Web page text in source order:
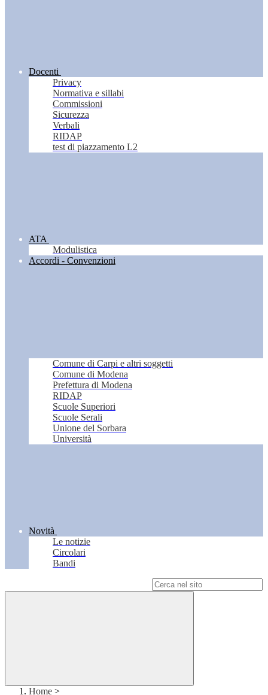
Docenti
Privacy
Normativa e sillabi
Commissioni
Sicurezza
Verbali
RIDAP
test di piazzamento L2
ATA
Modulistica
Accordi - Convenzioni
Comune di Carpi e altri soggetti
Comune di Modena
Prefettura di Modena
RIDAP
Scuole Superiori
Scuole Serali
Unione del Sorbara
Università
Novità
Le notizie
Circolari
Bandi
Home >